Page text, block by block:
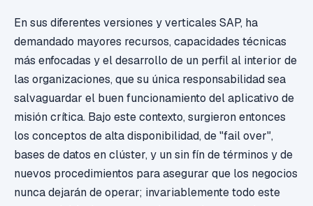
En sus diferentes versiones y verticales SAP, ha
demandado mayores recursos, capacidades técnicas
más enfocadas y el desarrollo de un perfil al interior de
las organizaciones, que su única responsabilidad sea
salvaguardar el buen funcionamiento del aplicativo de
misión crítica. Bajo este contexto, surgieron entonces
los conceptos de alta disponibilidad, de "fail over",
bases de datos en clúster, y un sin fín de términos y de
nuevos procedimientos para asegurar que los negocios
nunca dejarán de operar; invariablemente todo este